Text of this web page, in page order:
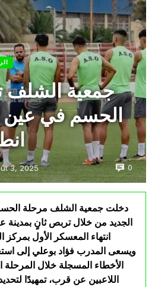
جمعية الشلف
الحسم في عين
3, 2025 0
دخلت جمعية الشلف مرحلة
الجديد من خلال تربص ثانٍ بمدينة
انتهاء المعسكر الأول
ويسعى المدرب فؤاد بوعلي إلى
الأخطاء المسجلة خلال المرحلة
اللاعبين عن قرب، تمهيدًا